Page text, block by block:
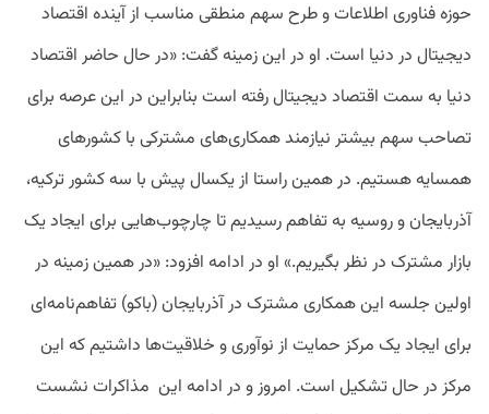
حوزه فناوری اطلاعات و طرح سهم منطقی مناسب از آینده اقتصاد
دیجیتال در دنیا است. او در این زمینه گفت: «در حال حاضر اقتصاد
دنیا به سمت اقتصاد دیجیتال رفته است بنابراین در این عرصه برای
تصاحب سهم بیشتر نیازمند همکاری‌های مشترکی با کشورهای
همسایه هستیم. در همین راستا از یکسال پیش با سه کشور ترکیه،
آذربایجان و روسیه به تفاهم رسیدیم تا چارچوب‌هایی برای ایجاد یک
بازار مشترک در نظر بگیریم.» او در ادامه افزود: «در همین زمینه در
اولین جلسه این همکاری مشترک در آذربایجان (باکو) تفاهم‌نامه‌ای
برای ایجاد یک مرکز حمایت از نوآوری و خلاقیت‌ها داشتیم که این
مرکز در حال تشکیل است. امروز و در ادامه این مذاکرات نشست